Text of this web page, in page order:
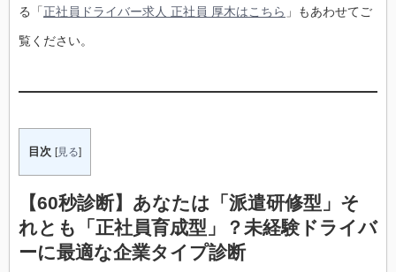
る「正社員ドライバー求人 正社員 厚木はこちら 」もあわせてご
覧ください。
目次 [見る]
【60秒診断】あなたは「派遣研修型」そ
れとも「正社員育成型」？未経験ドライバ
ーに最適な企業タイプ診断